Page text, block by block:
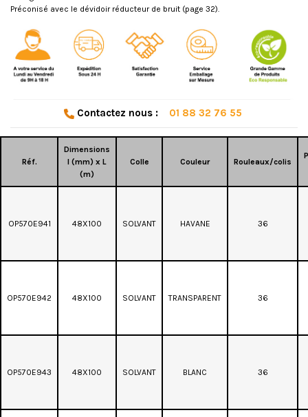
Préconisé avec le dévidoir réducteur de bruit (page 32).
Contactez nous : 01 88 32 76 55
Réf.
Dimensions
l (mm) x L
(m)
Colle Couleur Rouleaux/colis
OP570E941 48X100 SOLVANT HAVANE 36
OP570E942 48X100 SOLVANT TRANSPARENT 36
OP570E943 48X100 SOLVANT BLANC 36